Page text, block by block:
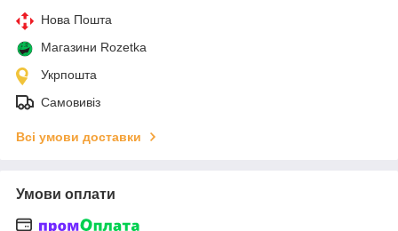
Нова Пошта
Магазини Rozetka
Укрпошта
Самовивіз
Всі умови доставки
Умови оплати